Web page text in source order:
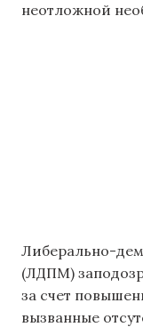
неотложной
Либерально-
(ЛДПМ)
за счет
вызванные